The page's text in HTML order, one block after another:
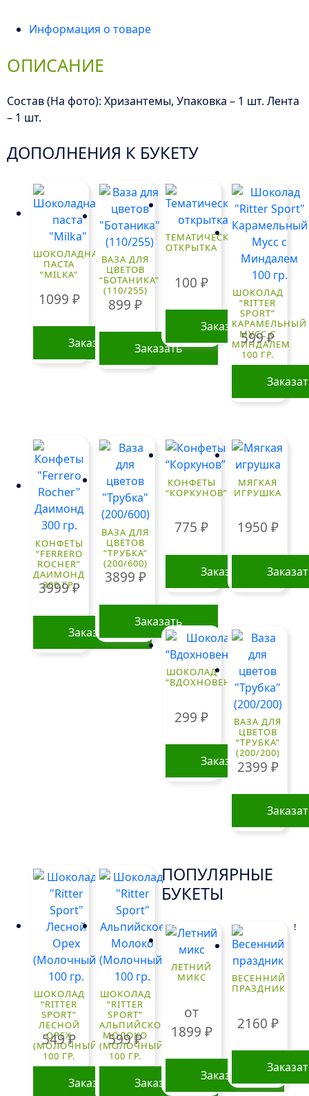
Информация о товаре
ОПИСАНИЕ
Состав (На фото): Хризантемы, Упаковка – 1 шт. Лента
– 1 шт.
ДОПОЛНЕНИЯ К БУКЕТУ
ШОКОЛАДНАЯ
ПАСТА
“MILKA”
1099 ₽
Заказать
ВАЗА ДЛЯ
ЦВЕТОВ
“БОТАНИКА”
(110/255)
899₽
Заказать
ТЕМАТИЧЕСКАЯ
ОТКРЫТКА
100₽
Заказать
ШОКОЛАД
“RITTER
SPORT”
КАРАМЕЛЬНЫЙ
МУСС С
МИНДАЛЕМ
100 ГР.
599₽
КОНФЕТЫ
“FERRERO
ROCHER”
ДАИМОНД
300 ГР.
3999₽
Заказать
ВАЗА ДЛЯ
ЦВЕТОВ
“ТРУБКА”
(200/600)
3899 ₽
Заказать
КОНФЕТЫ
“КОРКУНОВ”
775₽
Заказать
МЯГКАЯ
ИГРУШКА
1950 ₽
ШОКОЛАД
“ВДОХНОВЕНИЕ”
299₽
Заказать
ВАЗА ДЛЯ
ЦВЕТОВ
“ТРУБКА”
(200/200)
2399 ₽
ШОКОЛАД
“RITTER
SPORT”
ЛЕСНОЙ
ОРЕХ
(МОЛОЧНЫЙ)
100 ГР.
549₽
Заказать
ШОКОЛАД
“RITTER
SPORT”
АЛЬПИЙСКОЕ
МОЛОКО
(МОЛОЧНЫЙ)
100 ГР.
599₽
Заказать
ПОПУЛЯРНЫЕ
БУКЕТЫ
ЛЕТНИЙ
МИКС
от
1899 ₽
Заказать
ВЕСЕННИЙ
ПРАЗДНИК
2160 ₽
!